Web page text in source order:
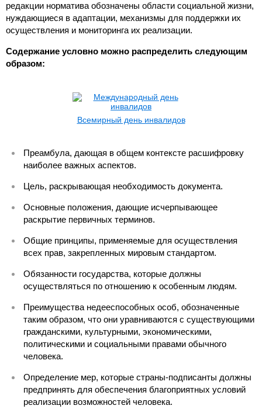
редакции норматива обозначены области социальной жизни,
нуждающиеся в адаптации, механизмы для поддержки их
осуществления и мониторинга их реализации.
Содержание условно можно распределить следующим
образом:
Всемирный день инвалидов
Преамбула, дающая в общем контексте расшифровку
наиболее важных аспектов.
Цель, раскрывающая необходимость документа.
Основные положения, дающие исчерпывающее
раскрытие первичных терминов.
Общие принципы, применяемые для осуществления
всех прав, закрепленных мировым стандартом.
Обязанности государства, которые должны
осуществляться по отношению к особенным людям.
Преимущества недееспособных особ, обозначенные
таким образом, что они уравниваются с существующими
гражданскими, культурными, экономическими,
политическими и социальными правами обычного
человека.
Определение мер, которые страны-подписанты должны
предпринять для обеспечения благоприятных условий
реализации возможностей человека.